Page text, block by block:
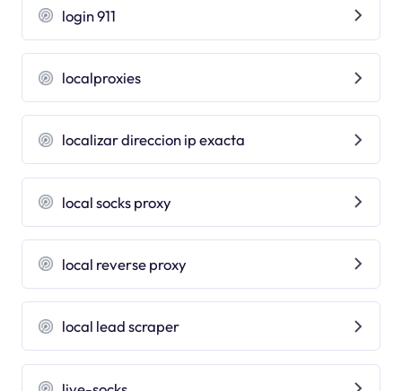
login 911
localproxies
localizar direccion ip exacta
local socks proxy
local reverse proxy
local lead scraper